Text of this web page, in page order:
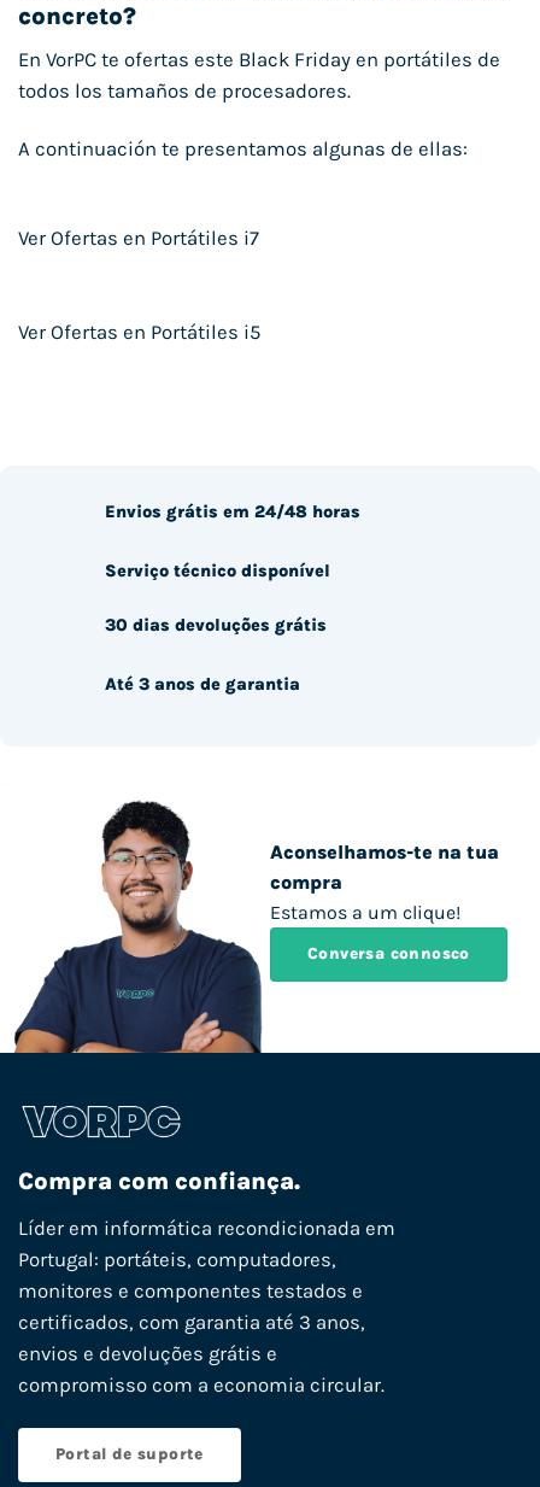
concreto?
En VorPC te ofertas este Black Friday en portátiles de
todos los tamaños de procesadores.
A continuación te presentamos algunas de ellas:
Ver Ofertas en Portátiles i7
Ver Ofertas en Portátiles i5
Aconselhamos-te na tua
compra
Estamos a um clique!
Conversa connosco
Envios grátis em 24/48 horas
Serviço técnico disponível
30 dias devoluções grátis
Até 3 anos de garantia
Compra com confiança.
Líder em informática recondicionada em
Portugal: portáteis, computadores,
monitores e componentes testados e
certificados, com garantia até 3 anos,
envios e devoluções grátis e
compromisso com a economia circular.
Portal de suporte